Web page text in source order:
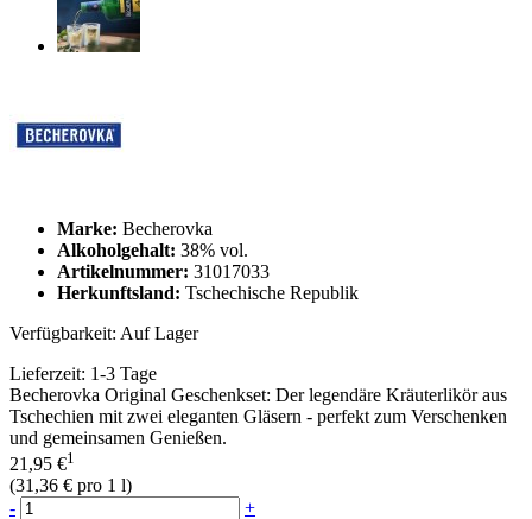
Marke: Becherovka
Alkoholgehalt: 38% vol.
Artikelnummer: 31017033
Herkunftsland: Tschechische Republik
Verfügbarkeit: Auf Lager
Lieferzeit: 1-3 Tage
Becherovka Original Geschenkset: Der legendäre Kräuterlikör aus
Tschechien mit zwei eleganten Gläsern - perfekt zum Verschenken
und gemeinsamen Genießen.
21,95 €1
(31,36 € pro 1 l)
-
+